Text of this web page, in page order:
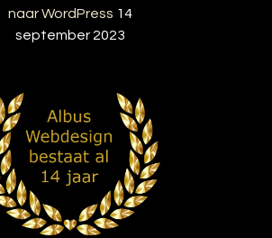
naar WordPress 14
september 2023